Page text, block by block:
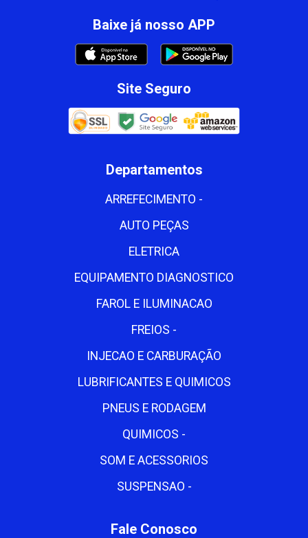
Baixe já nosso APP
Site Seguro
Departamentos
ARREFECIMENTO -
AUTO PEÇAS
ELETRICA
EQUIPAMENTO DIAGNOSTICO
FAROL E ILUMINACAO
FREIOS -
INJECAO E CARBURAÇÃO
LUBRIFICANTES E QUIMICOS
PNEUS E RODAGEM
QUIMICOS -
SOM E ACESSORIOS
SUSPENSAO -
Fale Conosco